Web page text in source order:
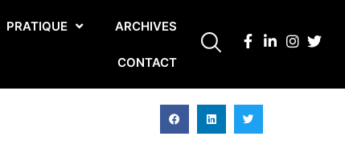
PRATIQUE ARCHIVES
CONTACT